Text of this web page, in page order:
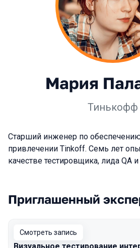
Мария
Тинькофф
Старший инженер по
привлечении Tinkoff. Семь лет
качестве тестировщика, лида QA
Выступления в
Приглашенный
Смотреть запись